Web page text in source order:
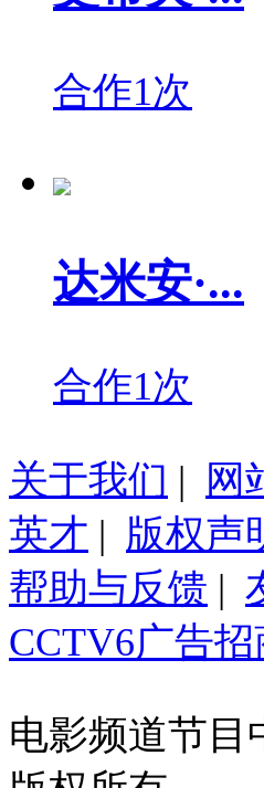
合作1次
达米安·...
合作1次
关于我们 | 网
英才 | 版权声
帮助与反馈 |
CCTV6广告招
电影频道节目